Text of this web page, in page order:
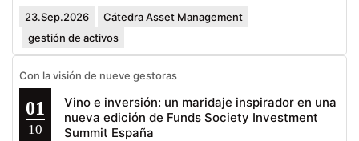
23.Sep.2026
Cátedra Asset Management
gestión de activos
Con la visión de nueve gestoras
01
10
Vino e inversión: un maridaje inspirador en una
nueva edición de Funds Society Investment
Summit España